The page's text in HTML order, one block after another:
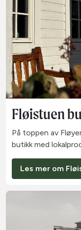
Fløistuen
På toppen av
butikk med
Les mer om